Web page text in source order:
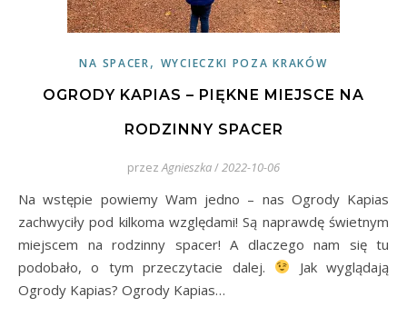
NA SPACER, WYCIECZKI POZA KRAKÓW
OGRODY KAPIAS – PIĘKNE MIEJSCE NA
RODZINNY SPACER
przez Agnieszka/2022-10-06
Na wstępie powiemy Wam jedno – nas Ogrody Kapias
zachwyciły pod kilkoma względami! Są naprawdę świetnym
miejscem na rodzinny spacer! A dlaczego nam się tu
podobało, o tym przeczytacie dalej.
Jak wyglądają
Ogrody Kapias? Ogrody Kapias…